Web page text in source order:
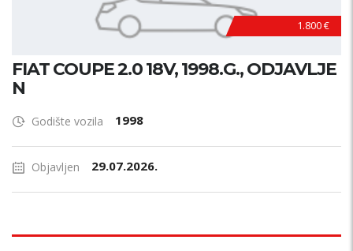
1.800 €
FIAT COUPE 2.0 18V, 1998.G., ODJAVLJE
N
Godište vozila 1998
Objavljen 29.07.2026.